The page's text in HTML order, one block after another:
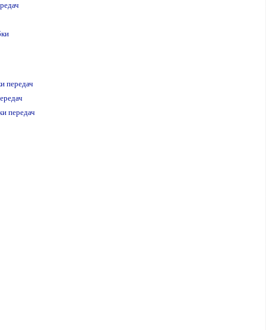
передач
передач